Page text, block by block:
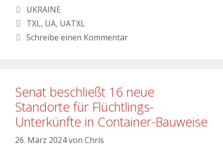
UKRAINE
TXL, UA, UATXL
Schreibe einen Kommentar
Senat beschließt 16 neue
Standorte für Flüchtlings-
Unterkünfte in Container-Bauweise
26. März 2024von Chris